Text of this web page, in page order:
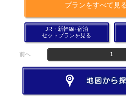
プランをすべて見る
JR・新幹線+宿泊
セットプランを見る
前へ 1